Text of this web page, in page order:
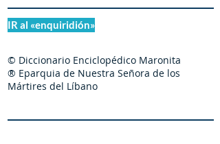
IR al «enquiridión»
© Diccionario Enciclopédico Maronita
® Eparquia de Nuestra Señora de los
Mártires del Líbano